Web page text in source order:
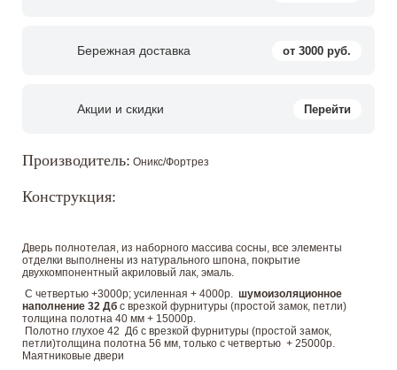
Бережная доставка от 3000 руб.
Акции и скидки Перейти
Производитель: Оникс/Фортрез
Конструкция:
Дверь полнотелая, из наборного массива сосны, все элементы
отделки выполнены из натурального шпона, покрытие
двухкомпонентный акриловый лак, эмаль.
С четвертью +3000р; усиленная + 4000р. шумоизоляционное
наполнение 32 Дб с врезкой фурнитуры (простой замок, петли)
толщина полотна 40 мм + 15000р.
Полотно глухое 42 Дб с врезкой фурнитуры (простой замок,
петли)толщина полотна 56 мм, только с четвертью + 25000р.
Маятниковые двери